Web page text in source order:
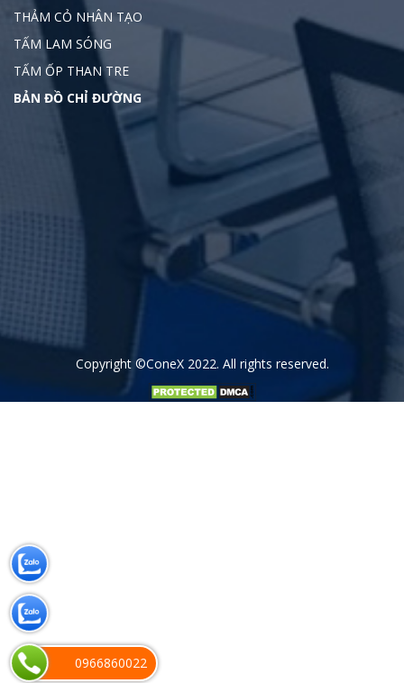
THẢM CỎ NHÂN TẠO
TẤM LAM SÓNG
TẤM ỐP THAN TRE
BẢN ĐỒ CHỈ ĐƯỜNG
Copyright ©ConeX 2022. All rights reserved.
0966860022